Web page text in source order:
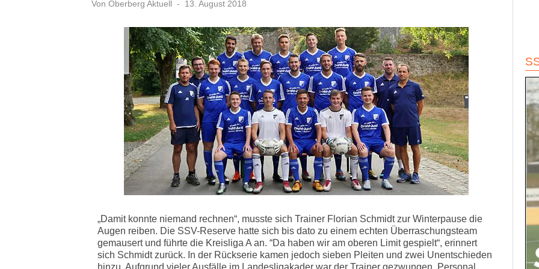
Von Oberberg Aktuell
Veröffentlicht
13. August 2018
„Damit konnte niemand rechnen“, musste sich Trainer Florian Schmidt zur Winterpause die
Augen reiben. Die SSV-Reserve hatte sich bis dato zu einem echten Überraschungsteam
gemausert und führte die Kreisliga A an. “Da haben wir am oberen Limit gespielt“, erinnert
sich Schmidt zurück. In der Rückserie kamen jedoch sieben Pleiten und zwei Unentschieden
hinzu. Aufgrund vieler Ausfälle im Landesligakader war der Trainer gezwungen, Personal